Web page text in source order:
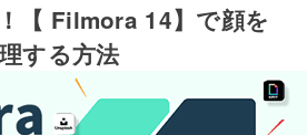
【 Filmora 14】で顔を
する方法